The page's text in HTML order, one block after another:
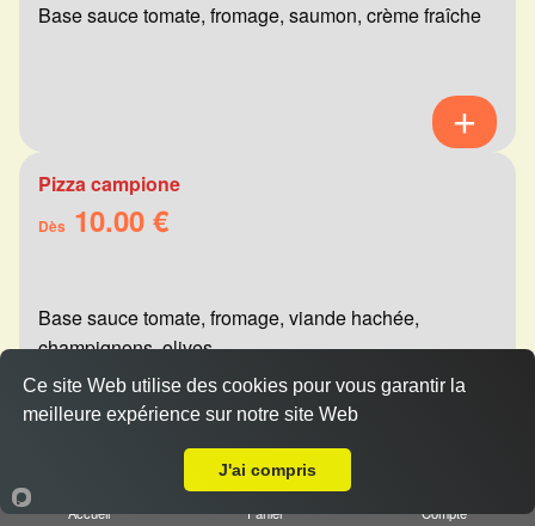
Base sauce tomate, fromage, saumon, crème fraîche
Pizza campione
Dès 10.00 €
Base sauce tomate, fromage, viande hachée,
champignons, olives
Pizza calzone jambon
Accueil Panier Compte
Ce site Web utilise des cookies pour vous garantir la
meilleure expérience sur notre site Web
J'ai compris